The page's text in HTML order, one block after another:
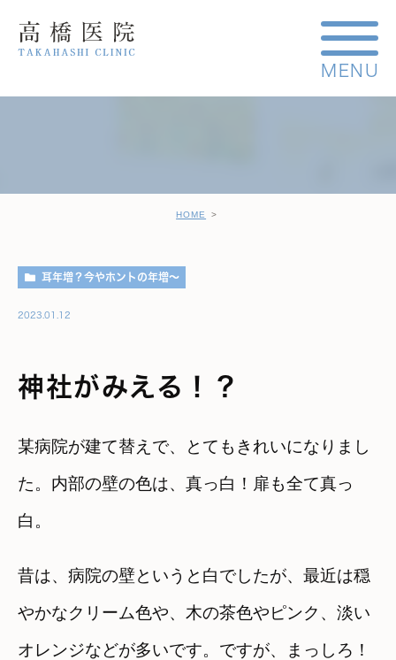
HOME
耳年増？今やホントの年増～
2023.01.12
神社がみえる！？
某病院が建て替えで、とてもきれいになりまし
た。内部の壁の色は、真っ白！扉も全て真っ
白。
昔は、病院の壁というと白でしたが、最近は穏
やかなクリーム色や、木の茶色やピンク、淡い
オレンジなどが多いです。ですが、まっしろ！